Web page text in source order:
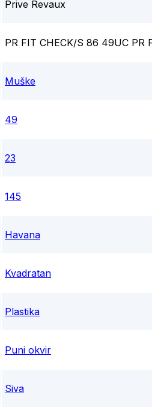
Prive Revaux
PR FIT CHECK/S 86 49UC PR
Muške
49
23
145
Havana
Kvadratan
Plastika
Puni okvir
Siva